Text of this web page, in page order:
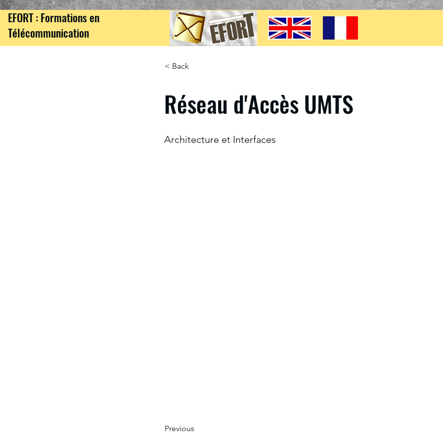
EFORT : Formations en
Télécommunication
< Back
Réseau d'Accès UMTS
Architecture et Interfaces
Previous